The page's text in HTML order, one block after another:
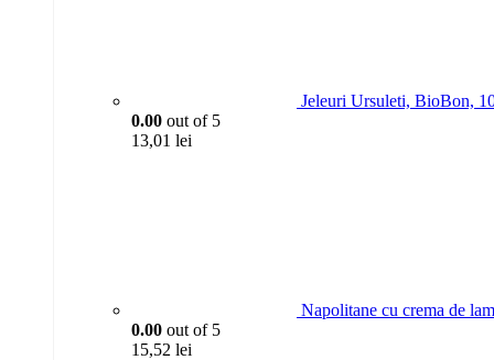
Jeleuri Ursuleti, BioBon,
0.00 out of 5
13,01 lei
Napolitane cu crema de
0.00 out of 5
15,52 lei